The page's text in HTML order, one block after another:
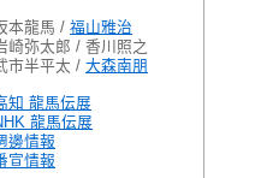
本龍馬 / 福山雅治
崎弥太郎 / 香川照之
市半平太 / 大森南朋
知 龍馬伝展
龍馬伝展
邊情報
宣情報